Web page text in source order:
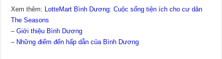
Xem thêm: LotteMart Bình Dương: Cuộc sống tiện ích cho cư dân
The Seasons
–Giới thiệu Bình Dương
– Những điểm đến hấp dẫn của Bình Dương